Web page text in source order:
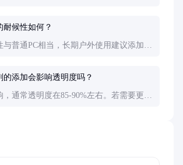
耐候性如何？
与普通PC相当，长期户外使用建议添加
的添加会影响透明度吗？
，通常透明度在85-90%左右。若需要更高